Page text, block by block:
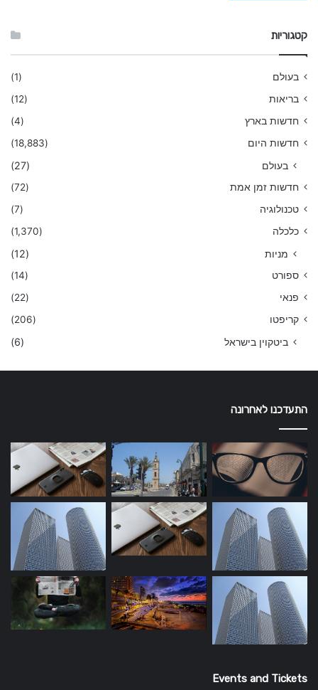
קטגוריות
בעולם
(1)
בריאות
(12)
חדשות בארץ
(4)
חדשות היום
(18,883)
בעולם (27)
חדשות זמן אמת
(72)
טכנולוגיה
(7)
כלכלה
(1,370)
מניות (12)
ספורט
(14)
פנאי
(22)
קריפטו
(206)
ביטקוין בישראל (6)
התעדכנו לאחרונה
Events and Tickets